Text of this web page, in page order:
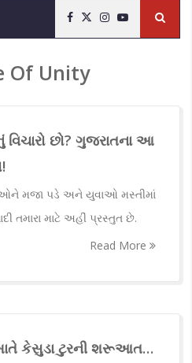
Of Unity
છો? ગુજરાતના આ
મજા પડે અને યુવાઓ મસ્તીમાં
તમારા માટે અહીં પ્રસ્તુત છે.
Read More
કેસુડા ટુરની શરૂઆત…